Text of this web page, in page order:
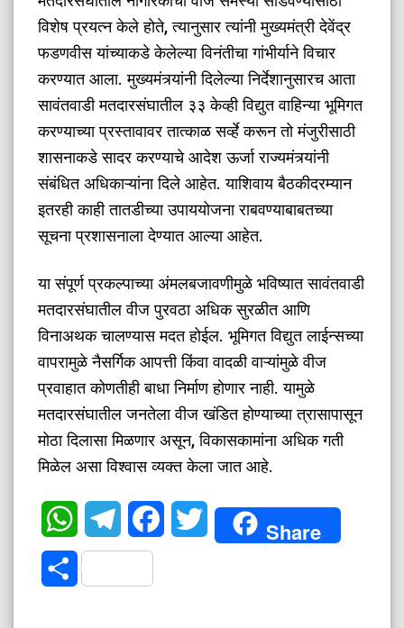
विशेष प्रयत्न केले होते, त्यानुसार त्यांनी मुख्यमंत्री देवेंद्र
फडणवीस यांच्याकडे केलेल्या विनंतीचा गांभीर्याने विचार
करण्यात आला. मुख्यमंत्र्यांनी दिलेल्या निर्देशानुसारच आता
सावंतवाडी मतदारसंघातील ३३ केव्ही विद्युत वाहिन्या भूमिगत
करण्याच्या प्रस्तावावर तात्काळ सर्व्हे करून तो मंजुरीसाठी
शासनाकडे सादर करण्याचे आदेश ऊर्जा राज्यमंत्र्यांनी
संबंधित अधिकाऱ्यांना दिले आहेत. याशिवाय बैठकीदरम्यान
इतरही काही तातडीच्या उपाययोजना राबवण्याबाबतच्या
सूचना प्रशासनाला देण्यात आल्या आहेत.
​या संपूर्ण प्रकल्पाच्या अंमलबजावणीमुळे भविष्यात सावंतवाडी
मतदारसंघातील वीज पुरवठा अधिक सुरळीत आणि
विनाअथक चालण्यास मदत होईल. भूमिगत विद्युत लाईन्सच्या
वापरामुळे नैसर्गिक आपत्ती किंवा वादळी वाऱ्यांमुळे वीज
प्रवाहात कोणतीही बाधा निर्माण होणार नाही. यामुळे
मतदारसंघातील जनतेला वीज खंडित होण्याच्या त्रासापासून
मोठा दिलासा मिळणार असून, विकासकामांना अधिक गती
मिळेल असा विश्वास व्यक्त केला जात आहे.
WhatsAppTelegramFacebookTwitter Share
Share